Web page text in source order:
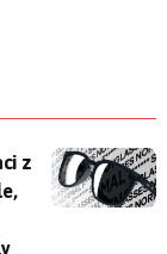
z Mety. Nabízí
z